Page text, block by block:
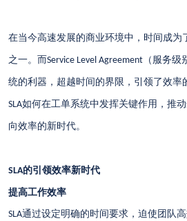
在当今高速发展的商业环境中，时间成为
之一。而Service Level Agreement （服务级
统的利器，超越时间的界限，引领了效率
SLA如何在工单系统中发挥关键作用，推
向效率的新时代。
SLA的引领效率新时代
提高工作效率
SLA通过设定明确的时间要求，迫使团队